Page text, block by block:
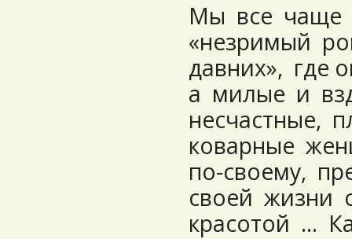
Мы все чаще
«незримый
давних», где
а милые и
несчастные,
коварные
по-своему,
своей жизни
красотой …